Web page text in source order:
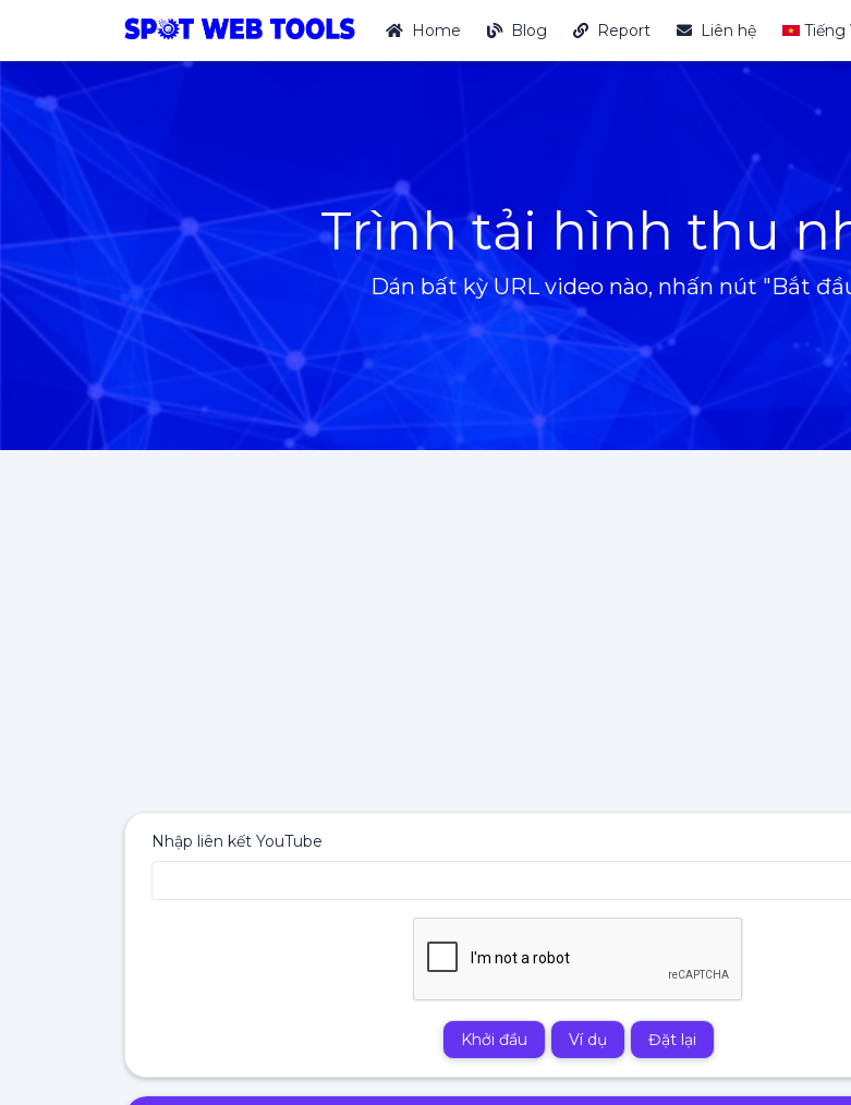
Home Blog Report Liên hệ Tiếng
Trình tải hình thu
Dán bất kỳ URL video nào, nhấn nút "Bắt
Nhập liên kết YouTube
Khởi đầu Ví dụ Đặt lại